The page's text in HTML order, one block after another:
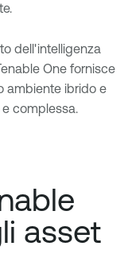
dell'intelligenza
One fornisce
ambiente ibrido e
complessa.
asset